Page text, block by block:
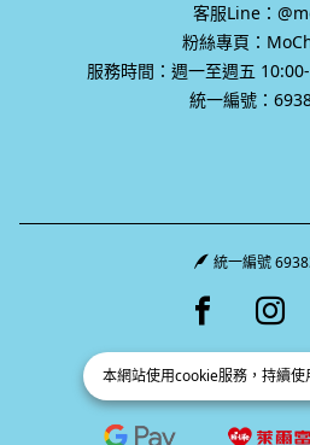
本網站使用cookie服務，持續使
客服Line：
粉絲專頁：
服務時間：週一至週五
統一編號：
統一編號